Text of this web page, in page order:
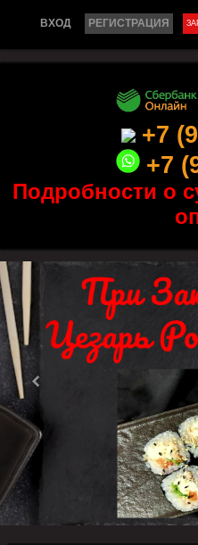
ВХОД РЕГИСТРАЦИЯ
+7
+7
Подробности о